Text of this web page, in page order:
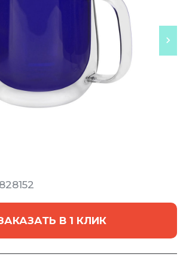
В 1 КЛИК